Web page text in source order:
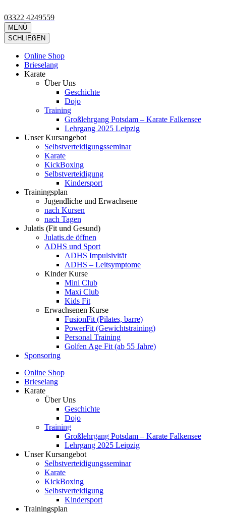
Inhalt
springen
(Eingabetaste
drücken)
Kimura Shukokai Karate in Falkensee
Wir bieten profesionelle Karatekurse für groß und klein an.
03322 4249559
MENÜ
SCHLIEẞEN
Online Shop
Brieselang
Karate
Über Uns
Geschichte
Dojo
Training
Großlehrgang Potsdam – Karate Falkensee
Lehrgang 2025 Leipzig
Unser Kursangebot
Selbstverteidigungsseminar
Karate
KickBoxing
Selbstverteidigung
Kindersport
Trainingsplan
Jugendliche und Erwachsene
nach Kursen
nach Tagen
Julatis (Fit und Gesund)
Julatis.de öffnen
ADHS und Sport
ADHS Impulsivität
ADHS – Leitsymptome
Kinder Kurse
Mini Club
Maxi Club
Kids Fit
Erwachsenen Kurse
FusionFit (Pilates, barre)
PowerFit (Gewichtstraining)
Personal Training
Golfen Age Fit (ab 55 Jahre)
Sponsoring
Online Shop
Brieselang
Karate
Über Uns
Geschichte
Dojo
Training
Großlehrgang Potsdam – Karate Falkensee
Lehrgang 2025 Leipzig
Unser Kursangebot
Selbstverteidigungsseminar
Karate
KickBoxing
Selbstverteidigung
Kindersport
Trainingsplan